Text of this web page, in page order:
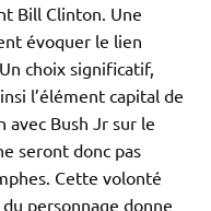
Bill Clinton. Une
évoquer le lien
choix significatif,
l’élément capital de
avec Bush Jr sur le
seront donc pas
Cette volonté
personnage donne